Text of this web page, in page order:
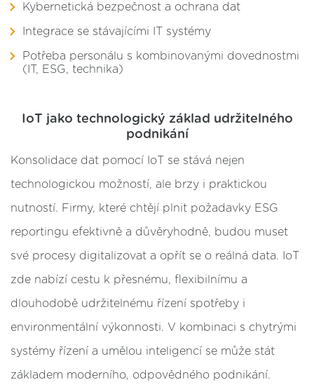
Kybernetická bezpečnost a ochrana dat
Integrace se stávajícími IT systémy
Potřeba personálu s kombinovanými dovednostmi
(IT, ESG, technika)
IoT jako technologický základ udržitelného
podnikání
Konsolidace dat pomocí IoT se stává nejen
technologickou možností, ale brzy i praktickou
nutností. Firmy, které chtějí plnit požadavky ESG
reportingu efektivně a důvěryhodně, budou muset
své procesy digitalizovat a opřít se o reálná data. IoT
zde nabízí cestu k přesnému, flexibilnímu a
dlouhodobě udržitelnému řízení spotřeby i
environmentální výkonnosti. V kombinaci s chytrými
systémy řízení a umělou inteligencí se může stát
základem moderního, odpovědného podnikání.